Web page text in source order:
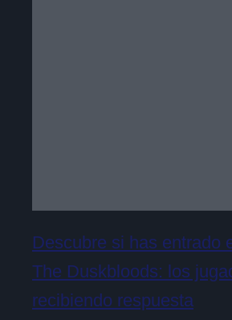
Descubre si has entrado
The Duskbloods: los
recibiendo respuesta